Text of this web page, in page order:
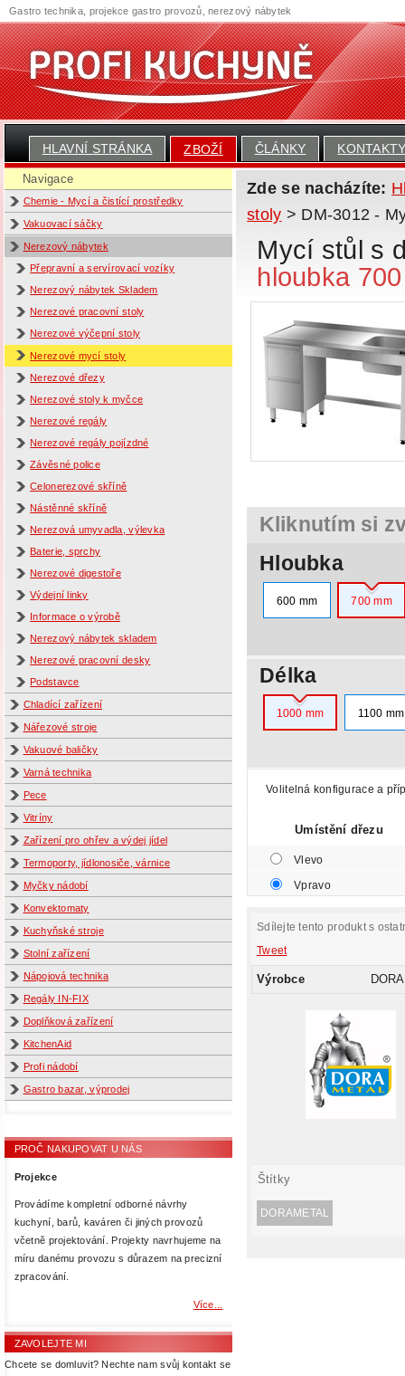
HLAVNÍ STRÁNKA ZBOŽÍ ČLÁNKY
Navigace
Chemie - Mycí a čistící prostředky
Vakuovací sáčky
Nerezový nábytek
Přepravní a servírovací vozíky
Nerezový nábytek Skladem
Nerezové pracovní stoly
Nerezové výčepní stoly
Nerezové mycí stoly
Nerezové dřezy
Nerezové stoly k myčce
Nerezové regály
Nerezové regály pojízdné
Závěsné police
Celonerezové skříně
Nástěnné skříně
Nerezová umyvadla, výlevka
Baterie, sprchy
Nerezové digestoře
Výdejní linky
Informace o výrobě
Nerezový nábytek skladem
Nerezové pracovní desky
Podstavce
Chladící zařízení
Nářezové stroje
Vakuové baličky
Varná technika
Pece
Vitríny
Zařízení pro ohřev a výdej jídel
Termoporty, jídlonosiče, várnice
Myčky nádobí
Konvektomaty
Kuchyňské stroje
Stolní zařízení
Nápojová technika
Regály IN-FIX
Doplňková zařízení
KitchenAid
Profi nádobí
Gastro bazar, výprodej
PROČ NAKUPOVAT U NÁS
Projekce
Provádíme kompletní odborné návrhy
kuchyní, barů, kaváren či jiných provozů
včetně projektování. Projekty navrhujeme na
míru danému provozu s důrazem na precizní
zpracování.
Více...
ZAVOLEJTE MI
Chcete se domluvit? Nechte nam svůj kontakt se
Zde se nacházíte:
stoly > DM-3012 -
Mycí stůl s
hloubka
Kliknutím si
Hloubka
600 mm 700 mm
Délka
1000 mm 1100 mm
Volitelná konfigurace a
Umístění dřezu
Vlevo
Vpravo
Sdílejte tento produkt s
Tweet
Výrobce
Štítky
DORAMETAL
Gastro technika, projekce gastro provozů, nerezový nábytek